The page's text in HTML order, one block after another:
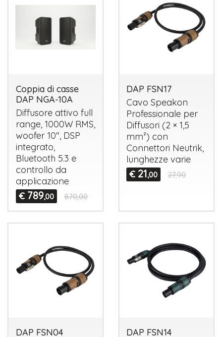
Coppia di casse
DAP NGA-10A
Diffusore attivo full
range, 1000W RMS,
woofer 10", DSP
integrato,
Bluetooth 5.3 e
controllo da
applicazione
€ 789,00 870,00
DAP FSN17
Cavo Speakon
Professionale per
Diffusori (2 × 1,5
mm²) con
Connettori Neutrik,
lunghezze varie
€ 21,00 27,90
DAP FSN04 DAP FSN14